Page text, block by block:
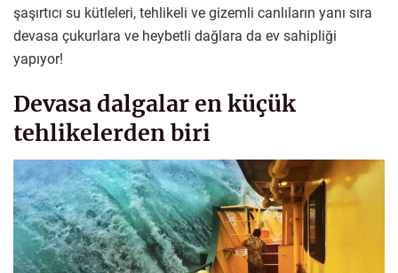
şaşırtıcı su kütleleri, tehlikeli ve gizemli canlıların yanı sıra
devasa çukurlara ve heybetli dağlara da ev sahipliği
yapıyor!
Devasa dalgalar en küçük
tehlikelerden biri